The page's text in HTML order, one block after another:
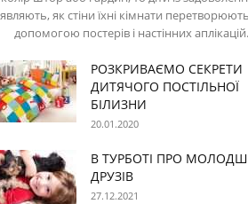
як стіни їхні кімнати
допомогою постерів і настінних аплікацій.
РОЗКРИВАЄМО СЕКРЕТИ
ДИТЯЧОГО ПОСТІЛЬНОЇ
БІЛИЗНИ
20.01.2020
В ТУРБОТІ ПРО
ДРУЗІВ
27.12.2021